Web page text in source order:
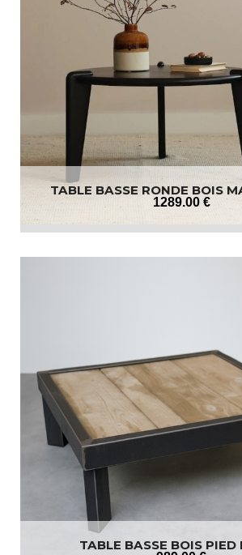
TABLE BASSE RONDE BOIS
1289.00 €
TABLE BASSE BOIS PIED